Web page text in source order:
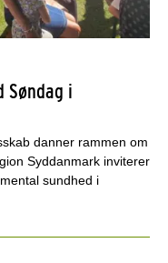
Søndag i
danner rammen om
Syddanmark inviterer
sundhed i